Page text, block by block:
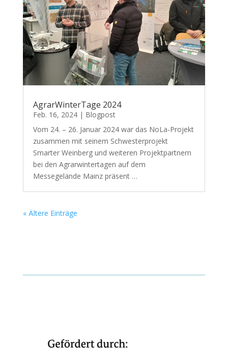
AgrarWinterTage 2024
Feb. 16, 2024| Blogpost
Vom 24. – 26. Januar 2024 war das NoLa-Projekt
zusammen mit seinem Schwesterprojekt
Smarter Weinberg und weiteren Projektpartnern
bei den Agrarwintertagen auf dem
Messegelände Mainz präsent …
« Ältere Einträge